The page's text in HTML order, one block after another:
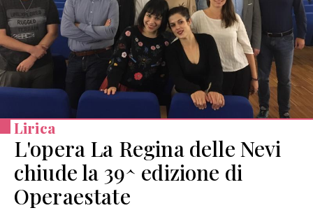
Lirica
L'opera La Regina delle Nevi
chiude la 39^ edizione di
Operaestate